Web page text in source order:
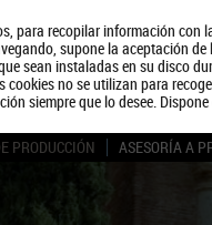
para recopilar información
supone la aceptación
sean instaladas en su disco
no se utilizan para
siempre que lo desee.
PRODUCCIÓN ASESORÍA A